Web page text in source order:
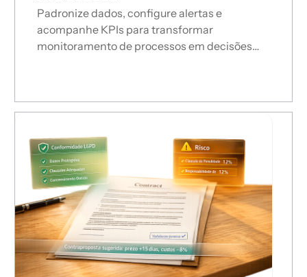
Padronize dados, configure alertas e
acompanhe KPIs para transformar
monitoramento de processos em decisões